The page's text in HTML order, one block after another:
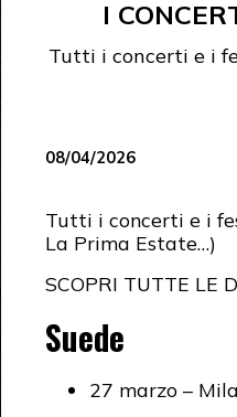
I
Tutti i concerti e i
08/04/2026
Tutti i concerti e i
La Prima Estate…)
SCOPRI TUTTE LE
Suede
27 marzo –